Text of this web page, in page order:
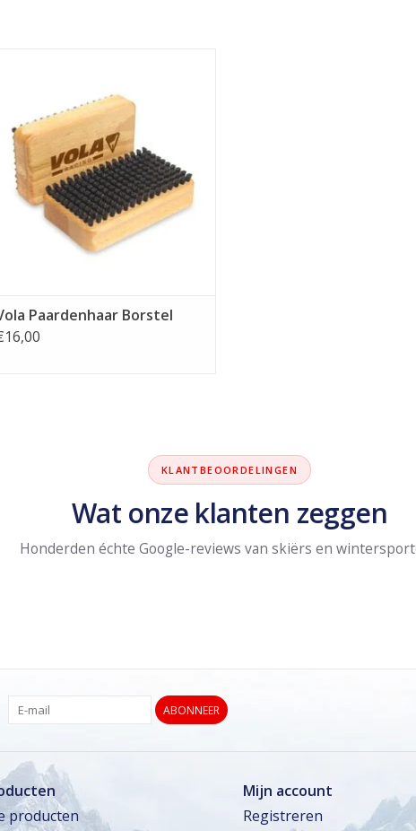
Paardenhaar Borstel
KLANTBEOORDELINGEN
Wat onze klanten zeggen
Honderden échte Google-reviews van skiërs en
ABONNEER
producten
Mijn account
Registreren